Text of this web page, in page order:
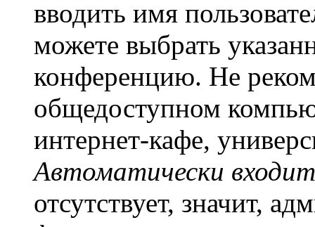
вводить имя
можете выбрать
конференцию. Не
общедоступном
интернет-кафе,
Автоматически
отсутствует, значит,